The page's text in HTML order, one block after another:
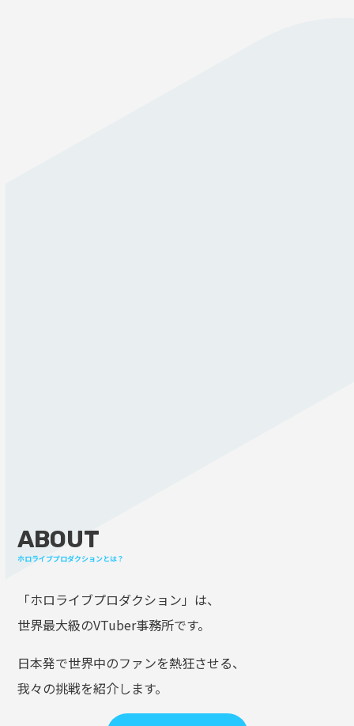
ABOUT
ホロライブプロダクションとは？
「ホロライブプロダクション」は、
世界最大級のVTuber事務所です。
日本発で世界中のファンを熱狂させる、
我々の挑戦を紹介します。